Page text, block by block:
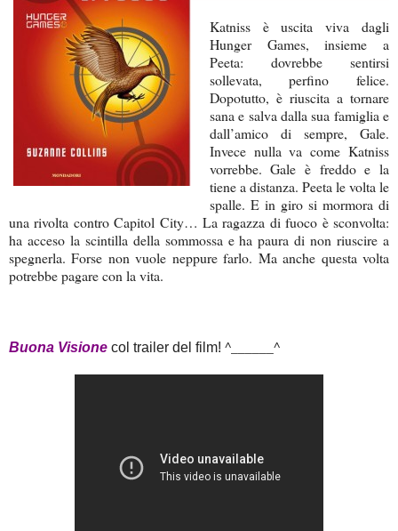
Katniss è uscita viva dagli
Hunger Games, insieme a
Peeta: dovrebbe sentirsi
sollevata, perfino felice.
Dopotutto, è riuscita a tornare
sana e salva dalla sua famiglia e
dall’amico di sempre, Gale.
Invece nulla va come Katniss
vorrebbe. Gale è freddo e la
tiene a distanza. Peeta le volta le
spalle. E in giro si mormora di
una rivolta contro Capitol City… La ragazza di fuoco è sconvolta:
ha acceso la scintilla della sommossa e ha paura di non riuscire a
spegnerla. Forse non vuole neppure farlo. Ma anche questa volta
potrebbe pagare con la vita.
Buona Visione col trailer del film! ^______^